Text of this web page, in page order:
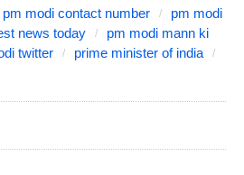
pm modi contact number
pm modi
news today
pm modi mann ki
twitter
prime minister of india